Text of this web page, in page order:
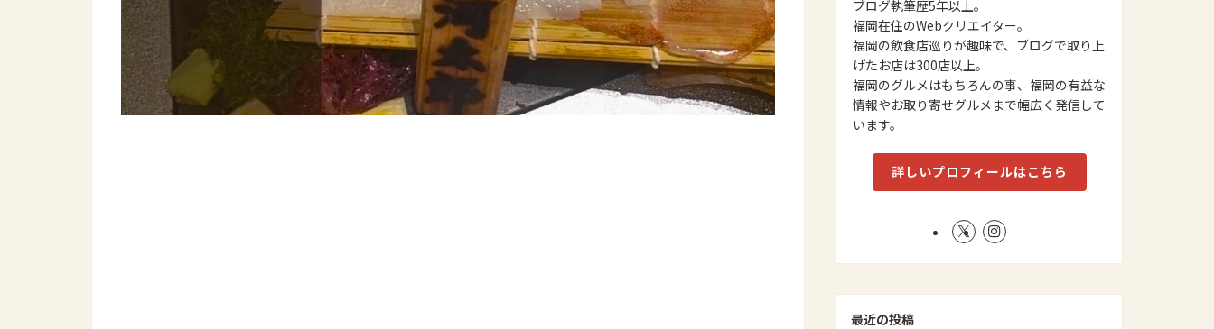
ブログ執筆歴5年以上。
福岡在住のWebクリエイター。
福岡の飲食店巡りが趣味で、ブログで取り上
げたお店は300店以上。
福岡のグルメはもちろんの事、福岡の有益な
情報やお取り寄せグルメまで幅広く発信して
います。
詳しいプロフィールはこちら
最近の投稿